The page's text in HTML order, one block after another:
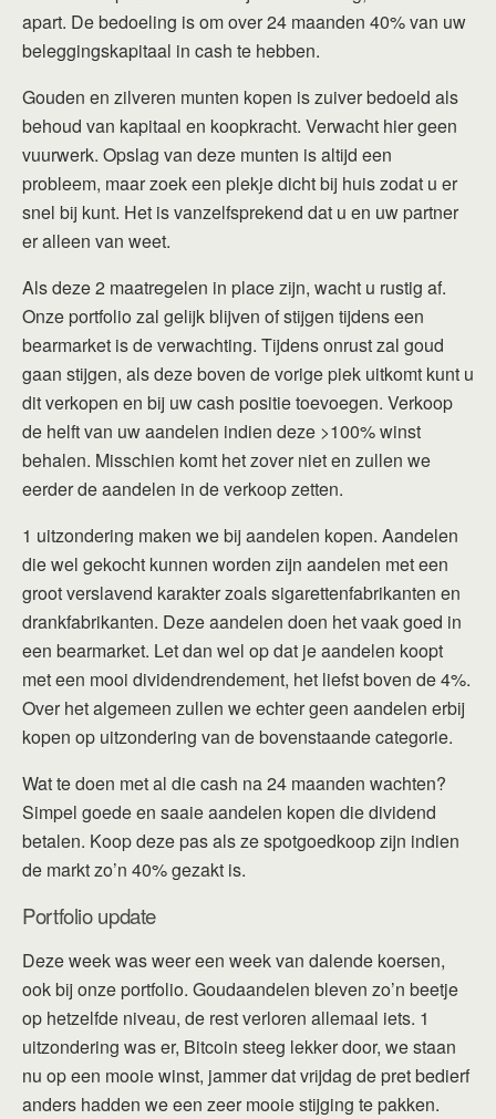
apart. De bedoeling is om over 24 maanden 40% van uw
beleggingskapitaal in cash te hebben.
Gouden en zilveren munten kopen is zuiver bedoeld als
behoud van kapitaal en koopkracht. Verwacht hier geen
vuurwerk. Opslag van deze munten is altijd een
probleem, maar zoek een plekje dicht bij huis zodat u er
snel bij kunt. Het is vanzelfsprekend dat u en uw partner
er alleen van weet.
Als deze 2 maatregelen in place zijn, wacht u rustig af.
Onze portfolio zal gelijk blijven of stijgen tijdens een
bearmarket is de verwachting. Tijdens onrust zal goud
gaan stijgen, als deze boven de vorige piek uitkomt kunt u
dit verkopen en bij uw cash positie toevoegen. Verkoop
de helft van uw aandelen indien deze >100% winst
behalen. Misschien komt het zover niet en zullen we
eerder de aandelen in de verkoop zetten.
1 uitzondering maken we bij aandelen kopen. Aandelen
die wel gekocht kunnen worden zijn aandelen met een
groot verslavend karakter zoals sigarettenfabrikanten en
drankfabrikanten. Deze aandelen doen het vaak goed in
een bearmarket. Let dan wel op dat je aandelen koopt
met een mooi dividendrendement, het liefst boven de 4%.
Over het algemeen zullen we echter geen aandelen erbij
kopen op uitzondering van de bovenstaande categorie.
Wat te doen met al die cash na 24 maanden wachten?
Simpel goede en saaie aandelen kopen die dividend
betalen. Koop deze pas als ze spotgoedkoop zijn indien
de markt zo’n 40% gezakt is.
Portfolio update
Deze week was weer een week van dalende koersen,
ook bij onze portfolio. Goudaandelen bleven zo’n beetje
op hetzelfde niveau, de rest verloren allemaal iets. 1
uitzondering was er, Bitcoin steeg lekker door, we staan
nu op een mooie winst, jammer dat vrijdag de pret bedierf
anders hadden we een zeer mooie stijging te pakken.